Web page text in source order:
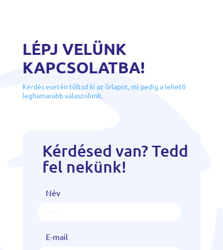
LÉPJ VELÜNK
KAPCSOLATBA!
Kérdés esetén töltsd ki az űrlapot, mi pedig a lehető
leghamarabb válaszolunk.
Kérdésed van? Tedd
fel nekünk!
Név
E-mail